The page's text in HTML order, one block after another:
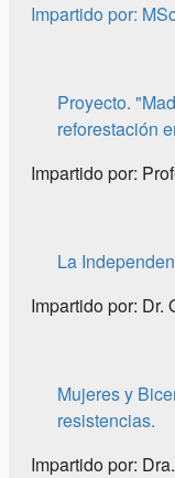
Impartido por:
Proyecto.
reforestación
Impartido por:
La
Impartido por: Dr.
Mujeres y
resistencias.
Impartido por: